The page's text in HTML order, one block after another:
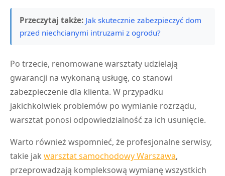
Przeczytaj także: Jak skutecznie zabezpieczyć dom
przed niechcianymi intruzami z ogrodu?
Po trzecie, renomowane warsztaty udzielają
gwarancji na wykonaną usługę, co stanowi
zabezpieczenie dla klienta. W przypadku
jakichkolwiek problemów po wymianie rozrządu,
warsztat ponosi odpowiedzialność za ich usunięcie.
Warto również wspomnieć, że profesjonalne serwisy,
takie jak warsztat samochodowy Warszawa,
przeprowadzają kompleksową wymianę wszystkich